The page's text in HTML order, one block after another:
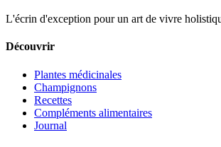
L'écrin d'exception pour un art de vivre
Découvrir
Plantes médicinales
Champignons
Recettes
Compléments alimentaires
Journal